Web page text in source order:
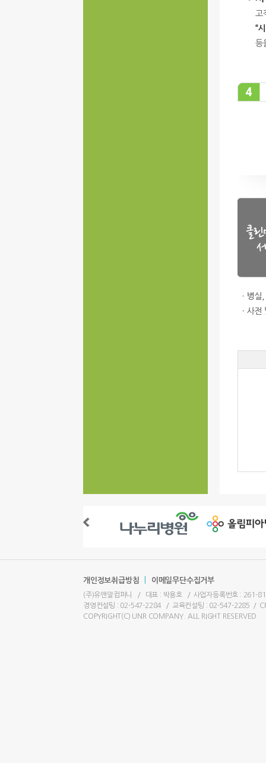
개인정보취급방침 이메일무단수집거부
(주)유앤알컴퍼니 / 대표 : 박용호 / 사업자등록번호 : 261-
경영컨설팅 : 02-547-2284
/ 교육컨설팅 : 02-547-2285 /
COPYRIGHT(C) UNR COMPANY. ALL RIGHT RESERVED